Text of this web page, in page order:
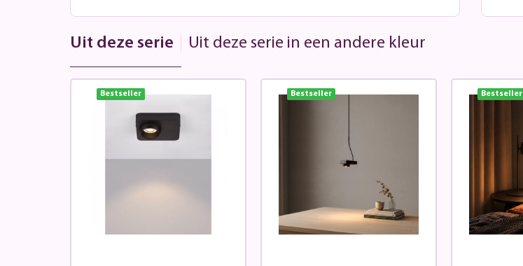
Uit deze serie Uit deze serie in een andere kleur
Bestseller Bestseller Bestseller